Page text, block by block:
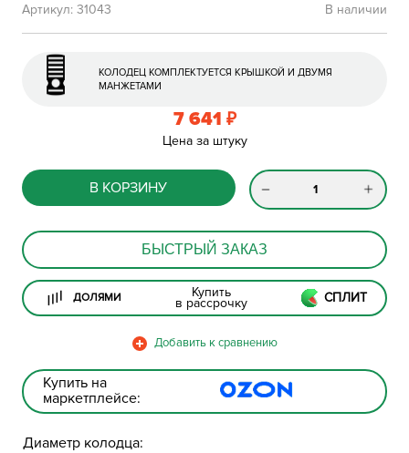
В наличии
Артикул: 31043
КОЛОДЕЦ КОМПЛЕКТУЕТСЯ КРЫШКОЙ И ДВУМЯ
МАНЖЕТАМИ
7 641 ₽
Цена за штуку
В КОРЗИНУ
БЫСТРЫЙ ЗАКАЗ
ДОЛЯМИ Купить
в рассрочку СПЛИТ
Купить на
маркетплейсе:
Диаметр колодца: